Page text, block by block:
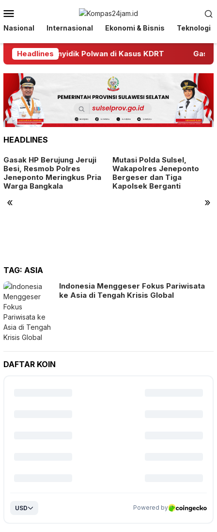
ke
kontenMobile
Nasional Internasional Ekonomi & Bisnis Teknologi
Headlines
Oknum Penyidik Polwan di Kasus KDRT Gasak
HEADLINES
« »
Gasak HP Berujung Jeruji
Besi, Resmob Polres
Jeneponto Meringkus Pria
Warga Bangkala
Mutasi Polda Sulsel,
Wakapolres Jeneponto
Bergeser dan Tiga
Kapolsek Berganti
TAG: ASIA
Indonesia Menggeser Fokus Pariwisata
ke Asia di Tengah Krisis Global
DAFTAR KOIN